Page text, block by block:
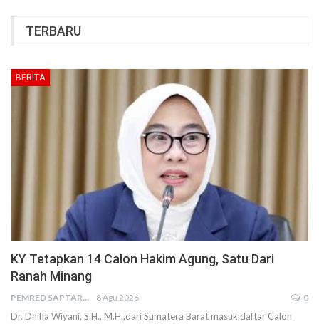
TERBARU
BERITA
KY Tetapkan 14 Calon Hakim Agung, Satu Dari
Ranah Minang
PEMRED SAPTARIUS 8 Agu 2026 0
Dr. Dhifla Wiyani, S.H., M.H.,dari Sumatera Barat masuk daftar Calon